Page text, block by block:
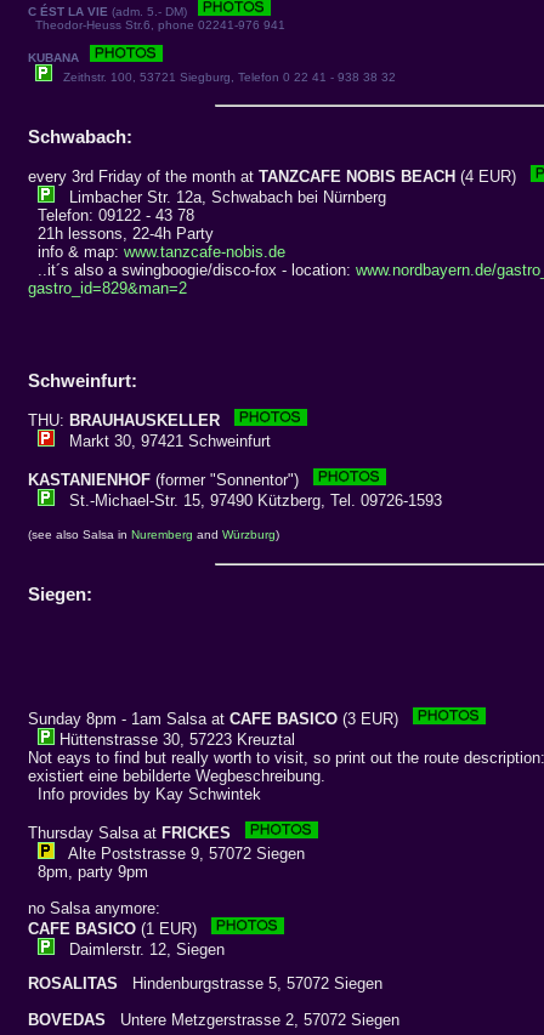
C ÉST LA VIE (adm. 5.- DM)
Theodor-Heuss Str.6, phone 02241-976 941
KUBANA
Zeithstr. 100, 53721 Siegburg, Telefon 0 22 41 - 938 38 32
Schwabach:
every 3rd Friday of the month at TANZCAFE NOBIS BEACH (4 EUR)
Limbacher Str. 12a, Schwabach bei Nürnberg
Telefon: 09122 - 43 78
21h lessons, 22-4h Party
info & map: www.tanzcafe-nobis.de
..it´s also a swingboogie/disco-fox - location: www.nordbayern.de/
gastro_id=829&man=2
Schweinfurt:
THU: BRAUHAUSKELLER
Markt 30, 97421 Schweinfurt
KASTANIENHOF (former "Sonnentor")
St.-Michael-Str. 15, 97490 Kützberg, Tel. 09726-1593
(see also Salsa in Nuremberg and Würzburg)
Siegen:
Sunday 8pm - 1am Salsa at CAFE BASICO (3 EUR)
Hüttenstrasse 30, 57223 Kreuztal
Not eays to find but really worth to visit, so print out the route
existiert eine bebilderte Wegbeschreibung.
Info provides by Kay Schwintek
Thursday Salsa at FRICKES
Alte Poststrasse 9, 57072 Siegen
8pm, party 9pm
no Salsa anymore:
CAFE BASICO (1 EUR)
Daimlerstr. 12, Siegen
ROSALITAS Hindenburgstrasse 5, 57072 Siegen
BOVEDAS Untere Metzgerstrasse 2, 57072 Siegen